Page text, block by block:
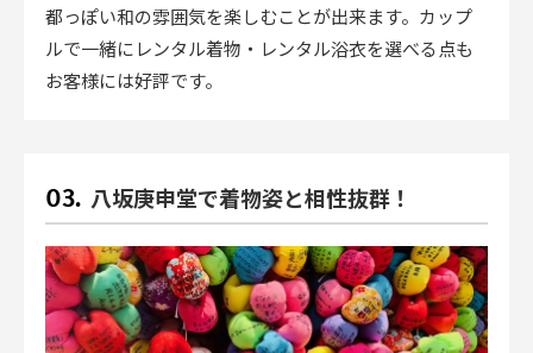
都っぽい和の雰囲気を楽しむことが出来ます。カップ
ルで一緒にレンタル着物・レンタル浴衣を選べる点も
お客様には好評です。
八坂庚申堂で着物姿と相性抜群！